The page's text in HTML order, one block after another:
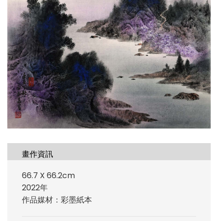
畫作資訊
66.7 X 66.2cm
2022年
作品媒材：彩墨紙本